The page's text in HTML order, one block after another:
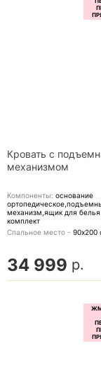
Кровать с
механизмом
Компоненты: основание
механизм,ящик для белья
комплект
Спальное место - 90х200
34 999 р.